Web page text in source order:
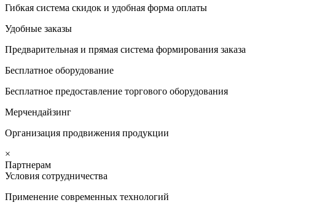
Гибкая система скидок и удобная форма оплаты
Удобные заказы
Предварительная и прямая система формирования заказа
Бесплатное оборудование
Бесплатное предоставление торгового оборудования
Мерчендайзинг
Организация продвижения продукции
×
Партнерам
Условия сотрудничества
Применение современных технологий